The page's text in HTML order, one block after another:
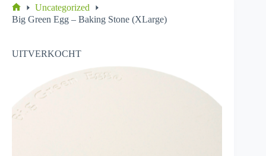
Home
Uncategorized
Big Green Egg – Baking Stone (XLarge)
UITVERKOCHT